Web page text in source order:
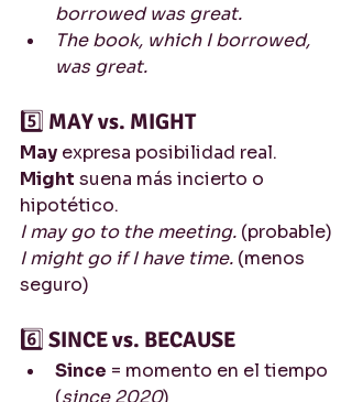
borrowed was great.
The book, which I borrowed,
was great.
5️⃣ MAY vs. MIGHT
May expresa posibilidad real.
Might suena más incierto o
hipotético.
I may go to the meeting. (probable)
I might go if I have time. (menos
seguro)
6️⃣ SINCE vs. BECAUSE
Since = momento en el tiempo
(since 2020)